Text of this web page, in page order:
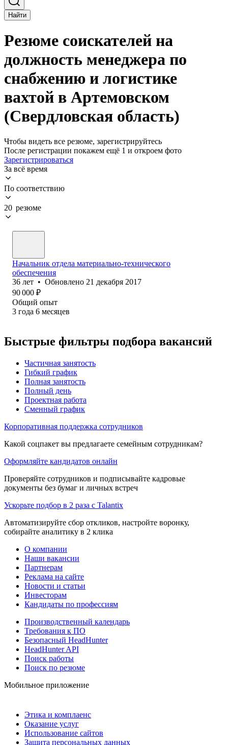
Найти
Резюме соискателей на
должность менеджера по
снабжению и логистике
вахтой в Артемовском
(Свердловская область)
Чтобы видеть все резюме, зарегистрируйтесь
После регистрации покажем ещё 1 и откроем фото
Зарегистрироваться
За всё время
По соответствию
20 резюме
Начальник отдела материально-технического
обеспечения
36 лет • Обновлено 21 декабря 2017
90 000 ₽
Общий опыт
3 года 6 месяцев
Быстрые фильтры подбора вакансий
Частичная занятость
Гибкий график
Полная занятость
Полный день
Проектная работа
Сменный график
Корпоративная поддержка сотрудников
Какой соцпакет вы предлагаете семейным сотрудникам?
Оформляйте кандидатов онлайн
Проверяйте сотрудников и подписывайте кадровые
документы без бумаг и личных встреч
Ускорьте подбор в 2 раза с Talantix
Автоматизируйте сбор откликов, настройте воронку,
собирайте аналитику в 2 клика
О компании
Наши вакансии
Партнерам
Реклама на сайте
Новости и статьи
Инвесторам
Кандидаты по профессиям
Производственный календарь
Требования к ПО
Безопасный HeadHunter
HeadHunter API
Поиск работы
Поиск по резюме
Мобильное приложение
Этика и комплаенс
Оказание услуг
Использование сайтов
Защита персональных данных